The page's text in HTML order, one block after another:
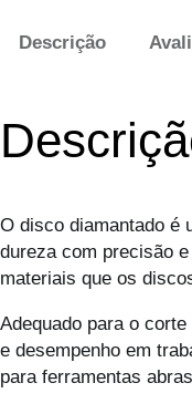
Descrição
O disco diamantado é
dureza com precisão
materiais que os
Adequado para o
e desempenho em
para ferramentas